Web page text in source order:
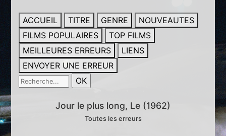
ACCUEIL TITRE GENRE
NOUVEAUTES
FILMS POPULAIRES
TOP FILMS
MEILLEURES ERREURS
LIENS
ENVOYER UNE ERREUR
Jour le plus long, Le (1962)
Toutes les erreurs